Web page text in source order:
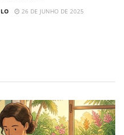
26 DE JUNHO DE 2025